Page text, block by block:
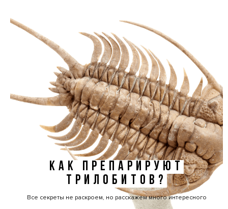
КАК ПРЕПАРИРУЮТ
ТРИЛОБИТОВ?
Все секреты не раскроем, но расскажем много интересного